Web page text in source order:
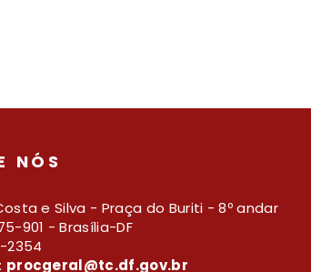
NÓS
e Silva - Praça do Buriti - 8º andar
901 - Brasília-DF
2354
procgeral@tc.df.gov.br